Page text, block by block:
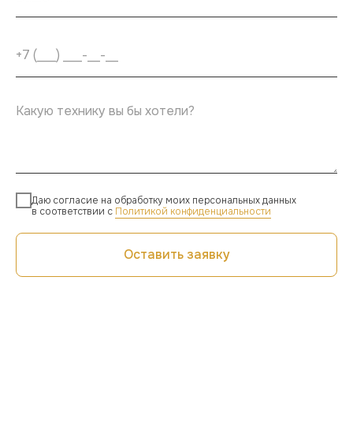
Даю согласие на обработку моих персональных данных
в соответствии с Политикой конфиденциальности
Оставить заявку